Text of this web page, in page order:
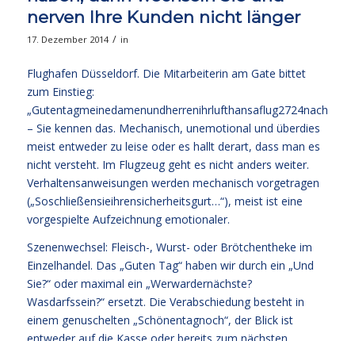
nerven Ihre Kunden nicht länger
17. Dezember 2014 / in
Flughafen Düsseldorf. Die Mitarbeiterin am Gate bittet
zum Einstieg:
– Sie kennen das. Mechanisch, unemotional und überdies
meist entweder zu leise oder es hallt derart, dass man es
nicht versteht. Im Flugzeug geht es nicht anders weiter.
Verhaltensanweisungen werden mechanisch vorgetragen
(„Soschließensieihrensicherheitsgurt…“), meist ist eine
vorgespielte Aufzeichnung emotionaler.
Szenenwechsel: Fleisch-, Wurst- oder Brötchentheke im
Einzelhandel. Das „Guten Tag“ haben wir durch ein „Und
Sie?“ oder maximal ein „Werwardernächste?
Wasdarfssein?“ ersetzt. Die Verabschiedung besteht in
einem genuschelten „Schönentagnoch“, der Blick ist